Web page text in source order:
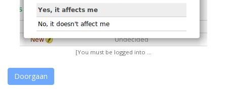
[You must be logged into ...
Doorgaan